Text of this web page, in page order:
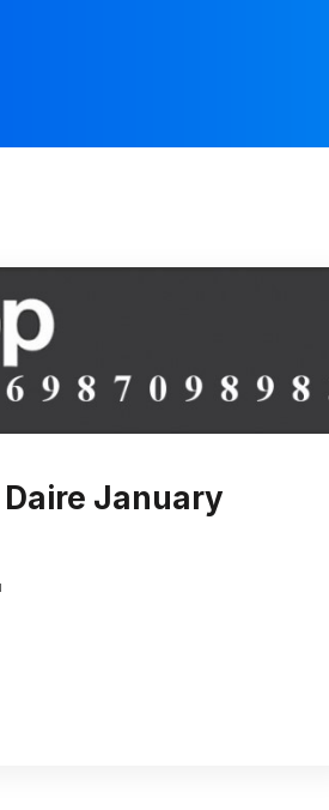
Daire January